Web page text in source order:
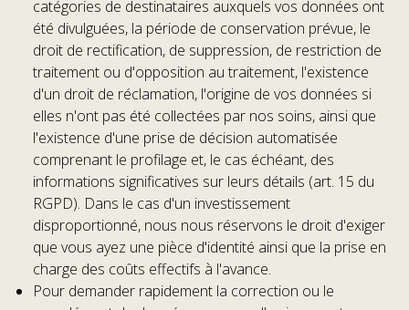
catégories de destinataires auxquels vos données ont
été divulguées, la période de conservation prévue, le
droit de rectification, de suppression, de restriction de
traitement ou d'opposition au traitement, l'existence
d'un droit de réclamation, l'origine de vos données si
elles n'ont pas été collectées par nos soins, ainsi que
l'existence d'une prise de décision automatisée
comprenant le profilage et, le cas échéant, des
informations significatives sur leurs détails (art. 15 du
RGPD). Dans le cas d'un investissement
disproportionné, nous nous réservons le droit d'exiger
que vous ayez une pièce d'identité ainsi que la prise en
charge des coûts effectifs à l'avance.
Pour demander rapidement la correction ou le